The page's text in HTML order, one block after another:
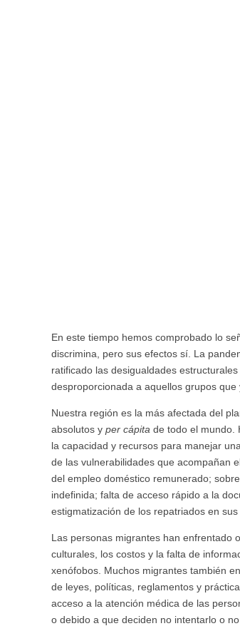
En este tiempo hemos comprobado lo
discrimina, pero sus efectos sí. La
ratificado las desigualdades
desproporcionada a aquellos grupos
Nuestra región es la más afectada del
absolutos y per cápita de todo el mundo.
la capacidad y recursos para manejar
de las vulnerabilidades que acompañan
del empleo doméstico remunerado;
indefinida; falta de acceso rápido a la
estigmatización de los repatriados en
Las personas migrantes han enfrentado
culturales, los costos y la falta de
xenófobos. Muchos migrantes también
de leyes, políticas, reglamentos y
acceso a la atención médica de las
o debido a que deciden no intentarlo o